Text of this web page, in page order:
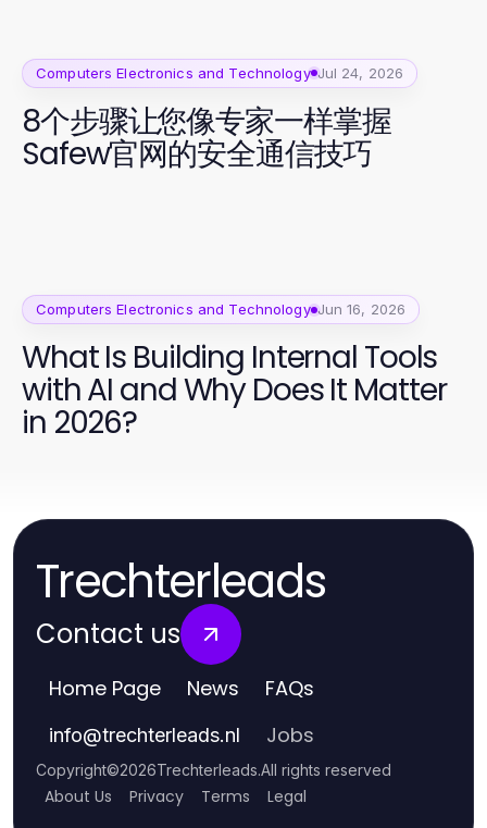
Computers Electronics and Technology Jul 24, 2026
8个步骤让您像专家一样掌握
Safew官网的安全通信技巧
Computers Electronics and Technology Jun 16, 2026
What Is Building Internal Tools
with AI and Why Does It Matter
in 2026?
Trechterleads
Contact us
Home Page News FAQs
info@trechterleads.nl Jobs
Copyright©2026Trechterleads.All rights reserved
About Us Privacy Terms Legal